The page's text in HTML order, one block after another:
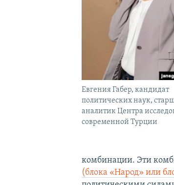
Евгения Габер, кандидат
политических наук,
аналитик Центра
современной Турции
комбинации. Эти
(блока «Народ» или